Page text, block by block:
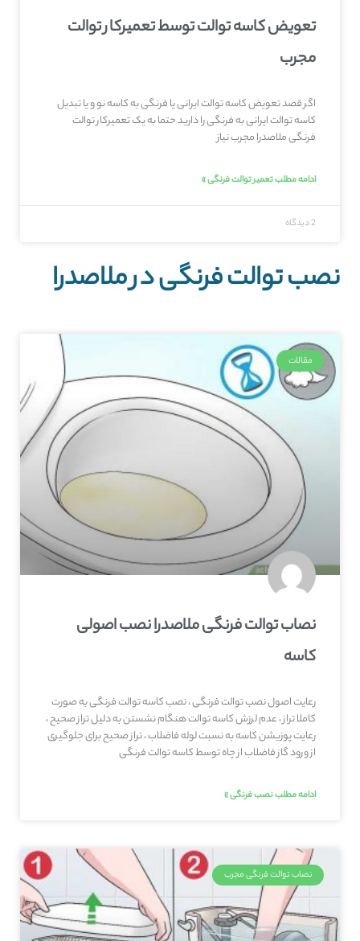
تعویض کاسه توالت توسط تعمیرکار توالت
مجرب
اگر قصد تعویض کاسه توالت ایرانی یا فرنگی به کاسه نو و یا تبدیل
کاسه توالت ایرانی به فرنگی را دارید حتما به یک تعمیرکار توالت
فرنگی ملاصدرا مجرب نیاز
ادامه مطلب تعمیر توالت فرنگی »
2 دیدگاه
نصب توالت فرنگی در ملاصدرا
مقالات
نصاب توالت فرنگی ملاصدرا نصب اصولی
کاسه
رعایت اصول نصب توالت فرنگی ، نصب کاسه توالت فرنگی به صورت
کاملا تراز ، عدم لرزش کاسه توالت هنگام نشستن به دلیل تراز صحیح ،
رعایت پوزیشن کاسه به نسبت لوله فاضلاب ، تراز صحیح برای جلوگیری
از ورود گاز فاضلاب از چاه توسط کاسه توالت فرنگی
ادامه مطلب نصب فرنگی »
نصاب توالت فرنگی مجرب